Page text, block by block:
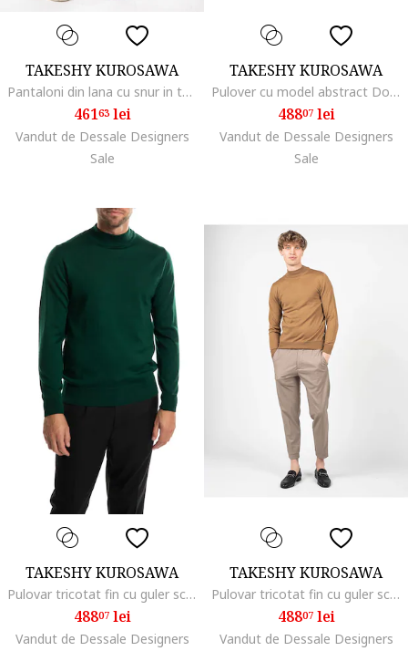
TAKESHY KUROSAWA
Pantaloni din lana cu snur in talie,
46163lei
Vandut de Dessale Designers
Sale
TAKESHY KUROSAWA
Pulover cu model abstract Dolcevita,
48807lei
Vandut de Dessale Designers
Sale
TAKESHY KUROSAWA
Pulovar tricotat fin cu guler scurt,
48807lei
Vandut de Dessale Designers
TAKESHY KUROSAWA
Pulovar tricotat fin cu guler scurt,
48807lei
Vandut de Dessale Designers